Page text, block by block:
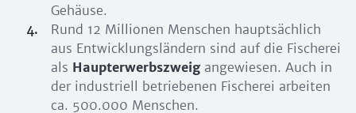
Gehäuse.
Rund 12 Millionen Menschen hauptsächlich
aus Entwicklungsländern sind auf die Fischerei
als Haupterwerbszweig angewiesen. Auch in
der industriell betriebenen Fischerei arbeiten
ca. 500.000 Menschen.